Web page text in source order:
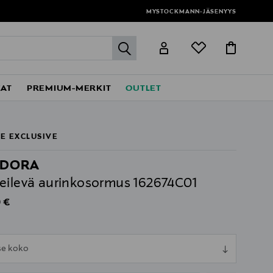
MYSTOCKMANN-JÄSENYYS
label.header.go
PREMIUM-MERKIT OUTLET
EXCLUSIVE
aurinkosormus 162674C01
Price
€
koko